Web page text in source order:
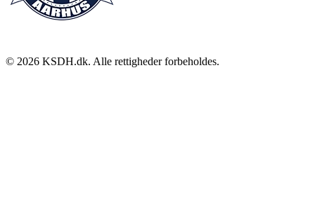
© 2026 KSDH.dk. Alle rettigheder forbeholdes.